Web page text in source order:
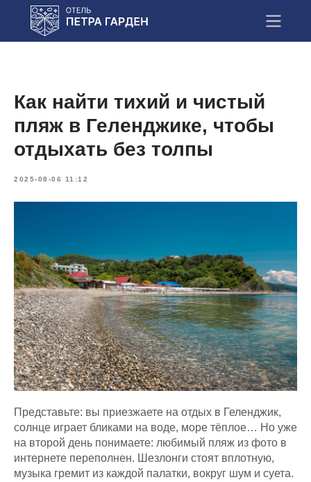
Как найти тихий и чистый
пляж в Геленджике, чтобы
отдыхать без толпы
2025-08-06 11:12
Представьте: вы приезжаете на отдых в Геленджик,
солнце играет бликами на воде, море тёплое… Но уже
на второй день понимаете: любимый пляж из фото в
интернете переполнен. Шезлонги стоят вплотную,
музыка гремит из каждой палатки, вокруг шум и суета.